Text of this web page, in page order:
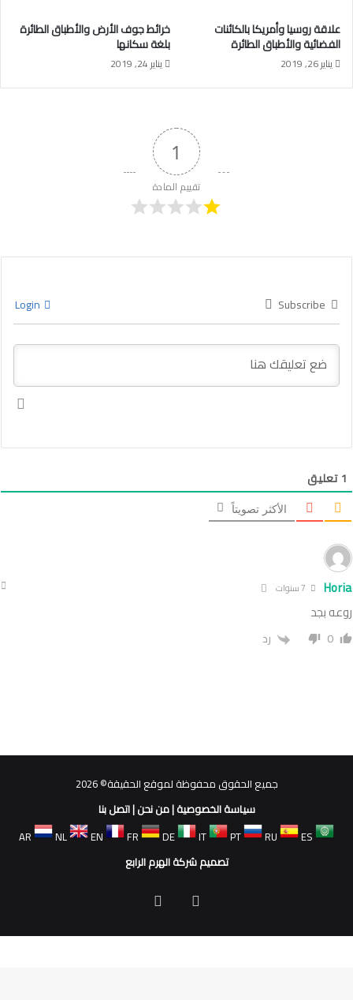
علاقة روسيا وأمريكا بالكائنات
الفضائية والأطباق الطائرة
يناير 26, 2019
خرائط جوف الأرض والأطباق الطائرة
بلغة سكانها
يناير 24, 2019
1
تقييم المادة
Subscribe
1تعليق
الأكثر تصويتاً
Horia
روعه بجد
0 رد
جميع الحقوق محفوظة لموقع الحقيقة© 2026
سياسة الخصوصية|من نحن|اتصل بنا
AR
NL EN FR DE IT PT RU
ES
تصميم شركة الهرم الرابع
فيسبوك
الموقع